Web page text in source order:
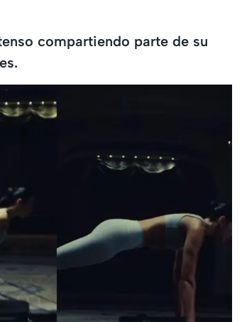
compartiendo parte de su